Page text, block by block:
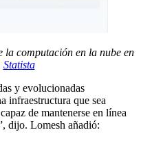
la computación en la nube en
Statista
y evolucionadas
infraestructura que sea
de mantenerse en línea
dijo. Lomesh añadió: